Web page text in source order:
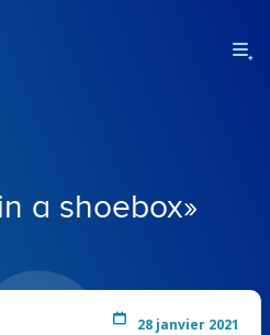
a shoebox»
28 janvier 2021